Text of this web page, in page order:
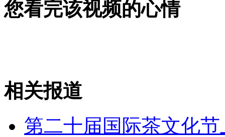
外交部：有关国家言论片面不公正
您看完该视频的心情
相关报道
第二十届国际茶文化节